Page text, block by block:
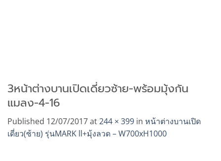
3หน้าต่างบานเปิดเดี่ยวซ้าย-พร้อมมุ้งกัน
แมลง-4-16
Published 12/07/2017at244 × 399 in หน้าต่างบานเปิด
เดี่ยว(ซ้าย) รุ่นMARK ll+มุ้งลวด – W700xH1000